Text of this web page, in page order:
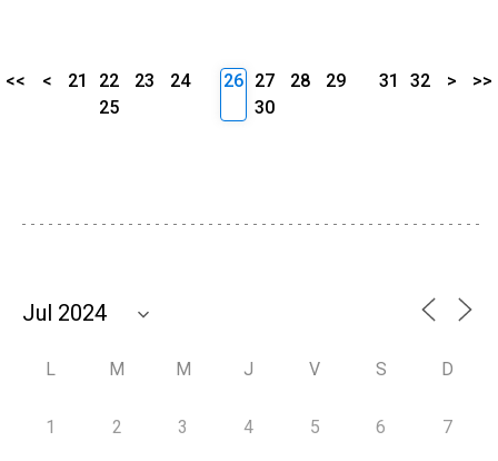
<< < 21 22 23
24
25
26 27 28
29
30
31 32 > >>
L M M J V S D
1 2 3 4 5 6 7